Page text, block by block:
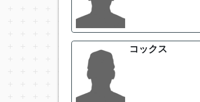
コックス